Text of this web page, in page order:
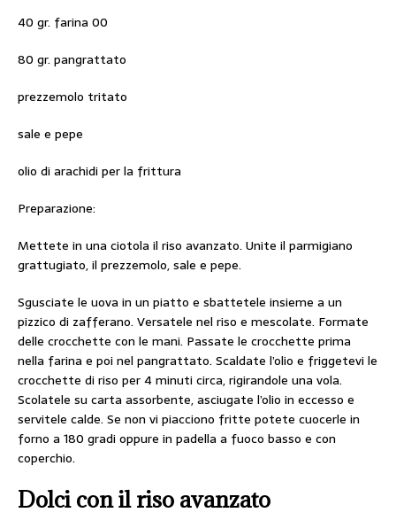
40 gr. farina 00
80 gr. pangrattato
prezzemolo tritato
sale e pepe
olio di arachidi per la frittura
Preparazione:
Mettete in una ciotola il riso avanzato. Unite il parmigiano
grattugiato, il prezzemolo, sale e pepe.
Sgusciate le uova in un piatto e sbattetele insieme a un
pizzico di zafferano. Versatele nel riso e mescolate. Formate
delle crocchette con le mani. Passate le crocchette prima
nella farina e poi nel pangrattato. Scaldate l’olio e friggetevi le
crocchette di riso per 4 minuti circa, rigirandole una vola.
Scolatele su carta assorbente, asciugate l’olio in eccesso e
servitele calde. Se non vi piacciono fritte potete cuocerle in
forno a 180 gradi oppure in padella a fuoco basso e con
coperchio.
Dolci con il riso avanzato